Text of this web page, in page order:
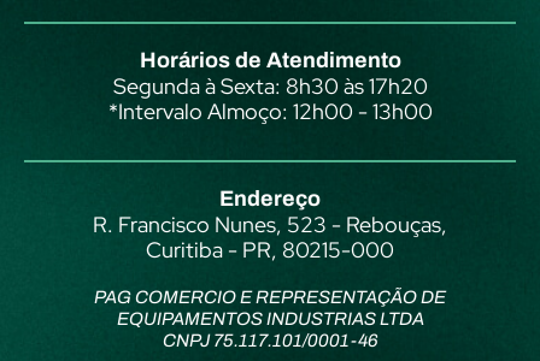
Horários de Atendimento
Segunda à Sexta: 8h30 às 17h20
*Intervalo Almoço: 12h00 - 13h00
Endereço
R. Francisco Nunes, 523 - Rebouças,
Curitiba - PR, 80215-000
PAG COMERCIO E REPRESENTAÇÃO DE
EQUIPAMENTOS INDUSTRIAS LTDA
CNPJ 75.117.101/0001-46